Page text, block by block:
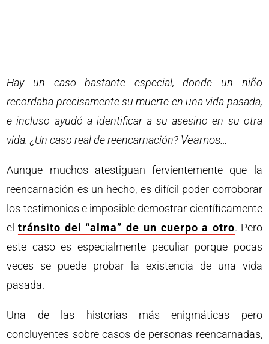
Hay un caso bastante especial, donde un niño
recordaba precisamente su muerte en una vida pasada,
e incluso ayudó a identificar a su asesino en su otra
vida. ¿Un caso real de reencarnación? Veamos…
Aunque muchos atestiguan fervientemente que la
reencarnación es un hecho, es difícil poder corroborar
los testimonios e imposible demostrar científicamente
el tránsito del “alma” de un cuerpo a otro. Pero
este caso es especialmente peculiar porque pocas
veces se puede probar la existencia de una vida
pasada.
Una de las historias más enigmáticas pero
concluyentes sobre casos de personas reencarnadas,